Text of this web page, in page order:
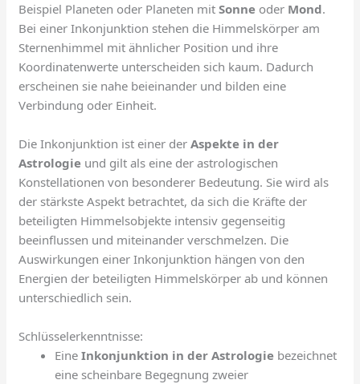
Beispiel Planeten oder Planeten mitSonne oder Mond.
Bei einer Inkonjunktion stehen die Himmelskörper am
Sternenhimmel mit ähnlicher Position und ihre
Koordinatenwerte unterscheiden sich kaum. Dadurch
erscheinen sie nahe beieinander und bilden eine
Verbindung oder Einheit.
Die Inkonjunktion ist einer derAspekte in der
Astrologie und gilt als eine der astrologischen
Konstellationen von besonderer Bedeutung. Sie wird als
der stärkste Aspekt betrachtet, da sich die Kräfte der
beteiligten Himmelsobjekte intensiv gegenseitig
beeinflussen und miteinander verschmelzen. Die
Auswirkungen einer Inkonjunktion hängen von den
Energien der beteiligten Himmelskörper ab und können
unterschiedlich sein.
Schlüsselerkenntnisse:
EineInkonjunktion in der Astrologie bezeichnet
eine scheinbare Begegnung zweier